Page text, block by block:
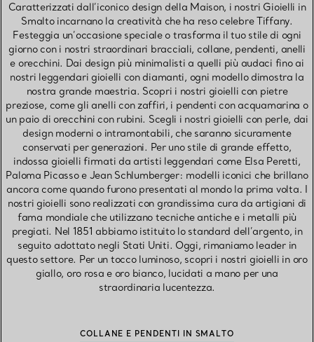
Caratterizzati dall’iconico design della Maison, i nostri Gioielli in
Smalto incarnano la creatività che ha reso celebre Tiffany.
Festeggia un’occasione speciale o trasforma il tuo stile di ogni
giorno con i nostri straordinari bracciali, collane, pendenti, anelli
e orecchini. Dai design più minimalisti a quelli più audaci fino ai
nostri leggendari gioielli con diamanti, ogni modello dimostra la
nostra grande maestria. Scopri i nostri gioielli con pietre
preziose, come gli anelli con zaffiri, i pendenti con acquamarina o
un paio di orecchini con rubini. Scegli i nostri gioielli con perle, dai
design moderni o intramontabili, che saranno sicuramente
conservati per generazioni. Per uno stile di grande effetto,
indossa gioielli firmati da artisti leggendari come Elsa Peretti,
Paloma Picasso e Jean Schlumberger: modelli iconici che brillano
ancora come quando furono presentati al mondo la prima volta. I
nostri gioielli sono realizzati con grandissima cura da artigiani di
fama mondiale che utilizzano tecniche antiche e i metalli più
pregiati. Nel 1851 abbiamo istituito lo standard dell’argento, in
seguito adottato negli Stati Uniti. Oggi, rimaniamo leader in
questo settore. Per un tocco luminoso, scopri i nostri gioielli in oro
giallo, oro rosa e oro bianco, lucidati a mano per una
straordinaria lucentezza.
COLLANE E PENDENTI IN SMALTO